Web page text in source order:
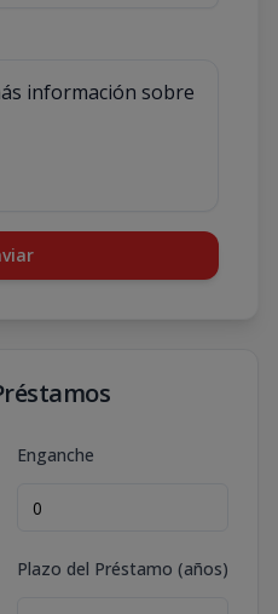
Enganche
Plazo del Préstamo (años)